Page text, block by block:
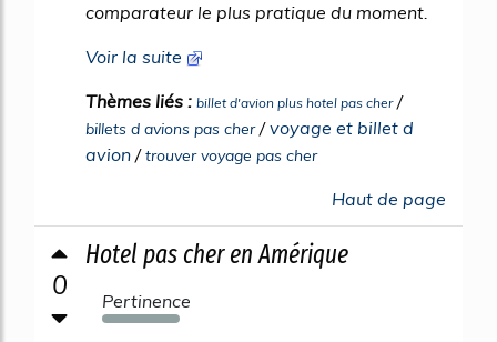
comparateur le plus pratique du moment.
Voir la suite
Thèmes liés : billet d'avion plus hotel pas cher/
billets d avions pas cher/voyage et billet d
avion /trouver voyage pas cher
Haut de page
0
Hotel pas cher en Amérique
Pertinence
615%